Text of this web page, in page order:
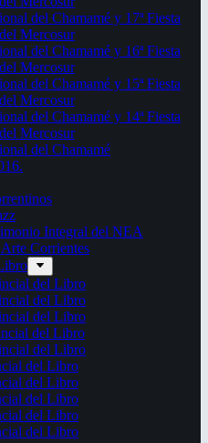
del Chamamé y 17ª Fiesta
Mercosur
del Chamamé y 16ª Fiesta
Mercosur
del Chamamé y 15ª Fiesta
Mercosur
del Chamamé y 14ª Fiesta
Mercosur
del Chamamé
Integral del NEA
Corrientes
del Libro
del Libro
del Libro
del Libro
del Libro
del Libro
del Libro
del Libro
del Libro
del Libro